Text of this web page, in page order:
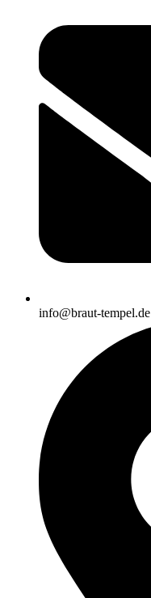
info@braut-tempel.de